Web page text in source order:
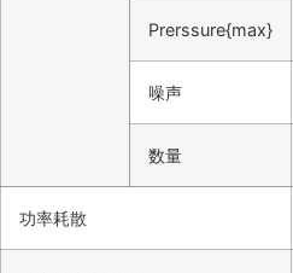
Prerssure{max}
噪声
数量
功率耗散